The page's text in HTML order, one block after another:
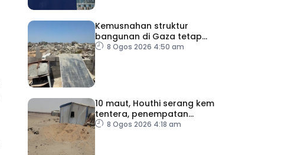
Kemusnahan struktur
bangunan di Gaza tetap
catat peningkatan
8 Ogos 2026 4:50 am
10 maut, Houthi serang kem
tentera, penempatan
pelarian
8 Ogos 2026 4:18 am